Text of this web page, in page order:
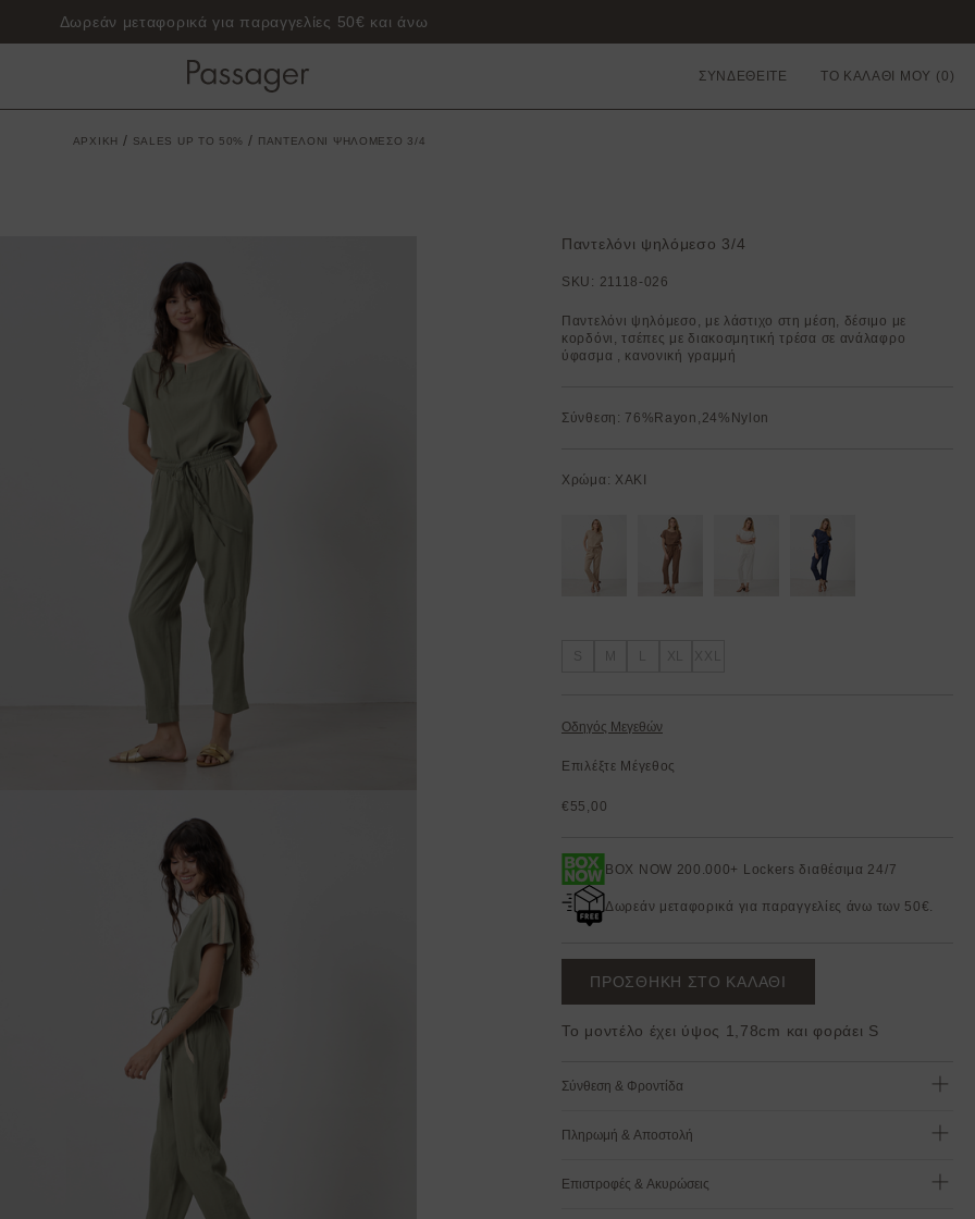
Δωρεάν μεταφορικά για παραγγελίες 50€ και άνω
ΣΥΝΔΕΘΕΙΤΕ ΤΟ ΚΑΛΑΘΙ ΜΟΥ
ΑΡΧΙΚΗ / SALES UP TO 50% / ΠΑΝΤΕΛΟΝΙ ΨΗΛΟΜΕΣΟ 3/4
Παντελόνι ψηλόμεσο 3/4
SKU: 21118-026
Παντελόνι ψηλόμεσο, με λάστιχο στη μέση, δέσιμο με
κορδόνι, τσέπες με διακοσμητική τρέσα σε ανάλαφρο
ύφασμα , κανονική γραμμή
Σύνθεση: 76%Rayon,24%Nylon
Χρώμα: ΧΑΚΙ
Οδηγός Μεγεθών
Επιλέξτε Μέγεθος
€55,00
BOX NOW 200.000+ Lockers διαθέσιμα 24/7
Δωρεάν μεταφορικά για παραγγελίες άνω των 50€.
ΠΡΟΣΘΗΚΗ ΣΤΟ ΚΑΛΑΘΙ
Το μοντέλο έχει ύψος 1,78cm και φοράει S
Σύνθεση & Φροντίδα
Πληρωμή & Αποστολή
Επιστροφές & Ακυρώσεις